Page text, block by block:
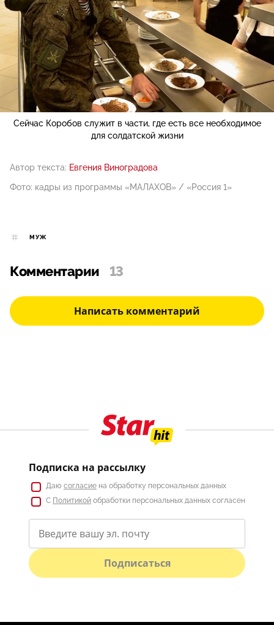
Сейчас Коробов служит в части, где есть все необходимое
для солдатской жизни
Автор текста: Евгения Виноградова
Фото: кадры из программы «МАЛАХОВ» / «Россия 1»
МУЖ
Комментарии 13
Написать комментарий
Подписка на рассылку
Даю согласие на обработку персональных данных
С Политикой обработки персональных данных согласен
Подписаться